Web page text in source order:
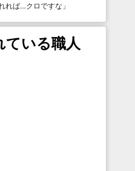
れば…クロですな 」
ている職人